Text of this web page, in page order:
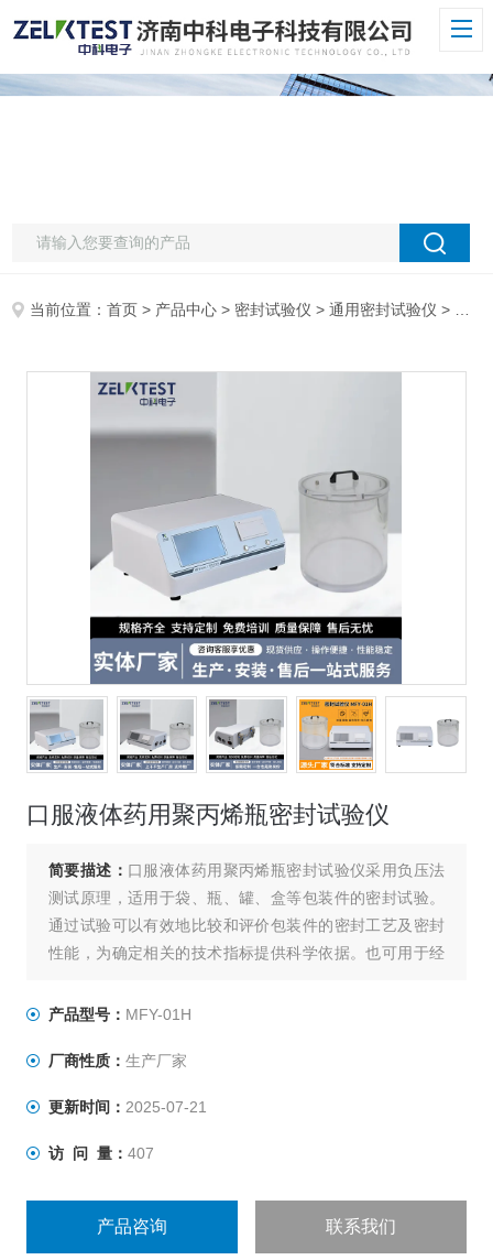
当前位置：首页 > 产品中心 > 密封试验仪 >通用密封试验仪 > MFY-01H口服液体药用聚丙烯瓶密封试验仪
口服液体药用聚丙烯瓶密封试验仪
简要描述： 口服液体药用聚丙烯瓶密封试验仪采用负压法
测试原理，适用于袋、瓶、罐、盒等包装件的密封试验。
通过试验可以有效地比较和评价包装件的密封工艺及密封
性能，为确定相关的技术指标提供科学依据。也可用于经
产品型号： MFY-01H
厂商性质： 生产厂家
更新时间： 2025-07-21
访 问 量： 407
产品咨询 联系我们